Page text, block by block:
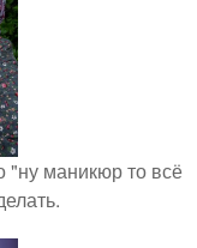
"ну маникюр то всё